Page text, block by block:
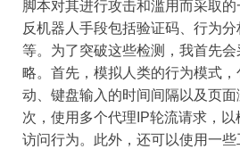
脚本对其进行攻击和滥用而采取
反机器人手段包括验证码、行为
等。为了突破这些检测，我首先
略。首先，模拟人类的行为模式
动、键盘输入的时间间隔以及页
次，使用多个代理IP轮流请求，
访问行为。此外，还可以使用一